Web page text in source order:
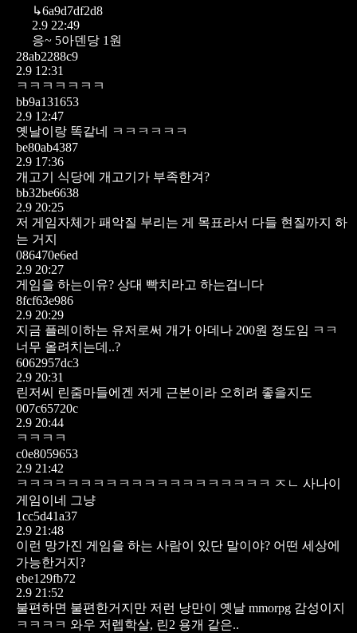
↳6a9d7df2d8
2.9 22:49
응~ 5아덴당 1원
28ab2288c9
2.9 12:31
ㅋㅋㅋㅋㅋㅋㅋ
bb9a131653
2.9 12:47
옛날이랑 똑같네 ㅋㅋㅋㅋㅋㅋ
be80ab4387
2.9 17:36
개고기 식당에 개고기가 부족한겨?
bb32be6638
2.9 20:25
저 게임자체가 패악질 부리는 게 목표라서 다들 현질까지 하
는 거지
086470e6ed
2.9 20:27
게임을 하는이유? 상대 빡치라고 하는겁니다
8fcf63e986
2.9 20:29
지금 플레이하는 유저로써 개가 아데나 200원 정도임 ㅋㅋ
너무 올려치는데..?
6062957dc3
2.9 20:31
린저씨 린줌마들에겐 저게 근본이라 오히려 좋을지도
007c65720c
2.9 20:44
ㅋㅋㅋㅋ
c0e8059653
2.9 21:42
ㅋㅋㅋㅋㅋㅋㅋㅋㅋㅋㅋㅋㅋㅋㅋㅋㅋㅋㅋㅋ ㅈㄴ 사나이
게임이네 그냥
1cc5d41a37
2.9 21:48
이런 망가진 게임을 하는 사람이 있단 말이야? 어떤 세상에
가능한거지?
ebe129fb72
2.9 21:52
불편하면 불편한거지만 저런 낭만이 옛날 mmorpg 감성이지
ㅋㅋㅋㅋ 와우 저렙학살, 린2 용개 같은..